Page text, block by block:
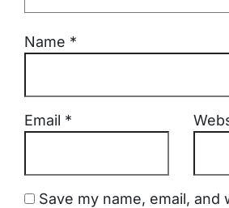
Name *
Email *
Save my name, email, and